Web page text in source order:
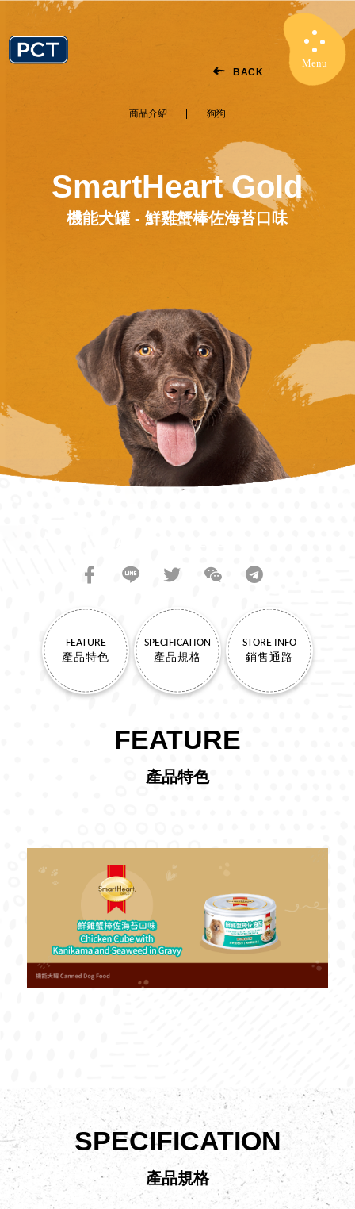
MenuClose
BACK
商品介紹 狗狗
SmartHeart Gold
機能犬罐 - 鮮雞蟹棒佐海苔口味
FEATURE
產品特色
SPECIFICATION
產品規格
STORE INFO
銷售通路
FEATURE
產品特色
SPECIFICATION
產品規格